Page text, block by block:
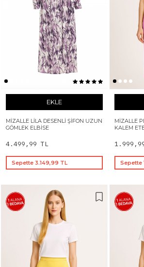
EKLE
MIZALLE LILA DESENLI ŞIFON UZUN
GÖMLEK ELBISE
4.499,99 TL
Sepette 3.149,99 TL
MIZALLE
KALEM
Sepette